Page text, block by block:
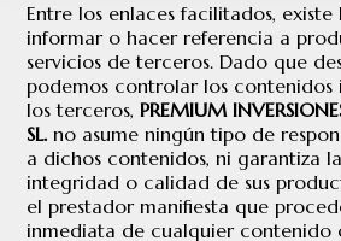
Entre los enlaces facilitados,
informar o hacer referencia a
servicios de terceros. Dado que
podemos controlar los
los terceros,PREMIUM
SL. no asume ningún tipo de
a dichos contenidos, ni garantiza
integridad o calidad de sus
el prestador manifiesta que
inmediata de cualquier contenido